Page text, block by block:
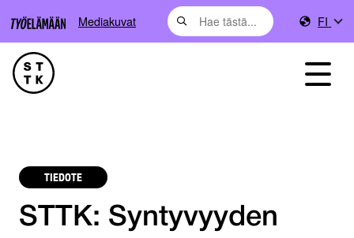
Mediakuvat FI
TIEDOTE
STTK: Syntyvyyden